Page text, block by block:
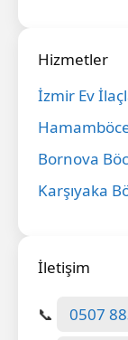
Hizmetler
İzmir Ev
Bornova
Karşıyaka
İletişim
📞
0507